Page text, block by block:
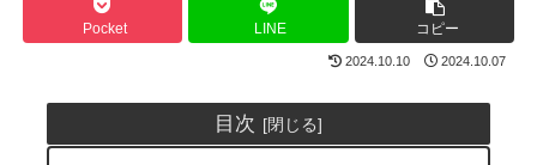
Pocket LINE コピー
2024.10.10 2024.10.07
目次